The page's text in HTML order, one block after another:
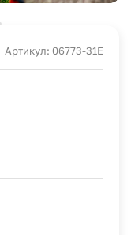
Артикул: 06773-31E